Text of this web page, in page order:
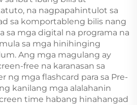
na nagpapahintulot sa
sa komportableng bilis nang
sa mga digital na programa na
sa mga hinihinging
Ang mga magulang ay
free na karanasan sa
ng mga flashcard para sa Pre-
kanilang mga alalahanin
time habang hinahangad